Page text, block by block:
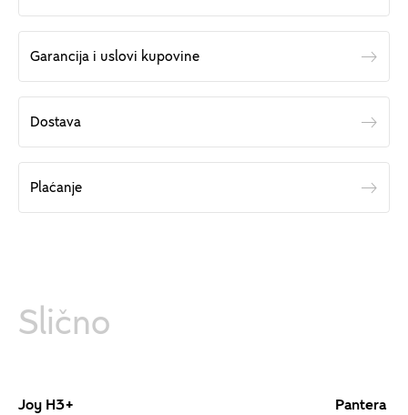
Garancija i uslovi kupovine
Dostava
Plaćanje
Slično
Joy H3+ Pantera